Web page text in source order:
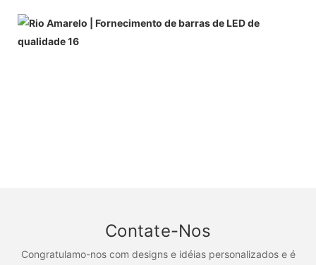
Contate-Nos
Congratulamo-nos com designs e idéias personalizados e é